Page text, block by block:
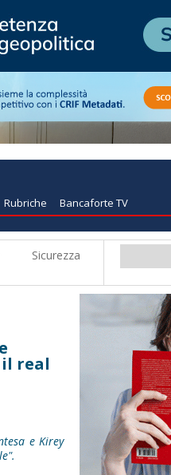
Rubriche Bancaforte TV
Sicurezza
real
e Kirey